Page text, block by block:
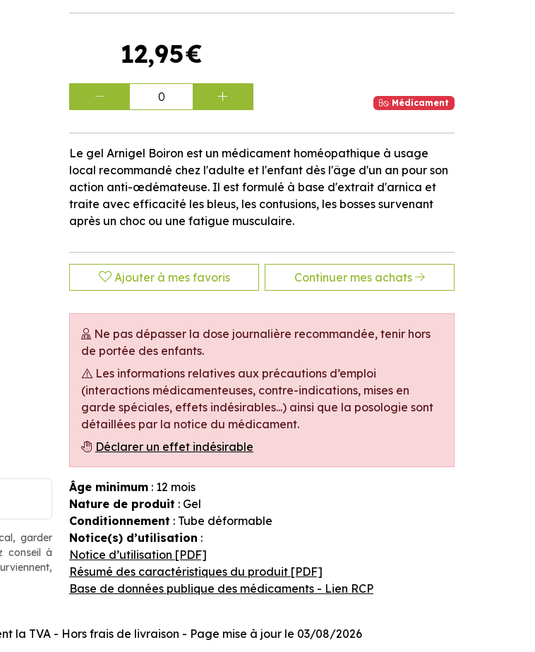
12,95€
0 Médicament
Le gel Arnigel Boiron est un médicament homéopathique à usage
local recommandé chez l'adulte et l'enfant dès l'âge d'un an pour son
action anti-œdémateuse. Il est formulé à base d'extrait d'arnica et
traite avec efficacité les bleus, les contusions, les bosses survenant
après un choc ou une fatigue musculaire.
Ajouter à mes favoris Continuer mes achats
Ne pas dépasser la dose journalière recommandée, tenir hors
de portée des enfants.
Les informations relatives aux précautions d’emploi
(interactions médicamenteuses, contre-indications, mises en
garde spéciales, effets indésirables...) ainsi que la posologie sont
détaillées par la notice du médicament.
Déclarer un effet indésirable
garder
conseil à
Âge minimum : 12 mois
Nature de produit : Gel
Conditionnement : Tube déformable
Notice(s) d’utilisation :
Notice d’utilisation [PDF]
Résumé des caractéristiques du produit [PDF]
Base de données publique des médicaments - Lien RCP
la TVA - Hors frais de livraison - Page mise à jour le 03/08/2026